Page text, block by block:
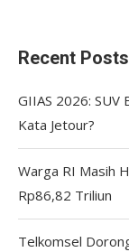
Recent Posts
GIIAS 2026: SUV
Kata Jetour?
Warga RI Masih
Rp86,82 Triliun
Telkomsel